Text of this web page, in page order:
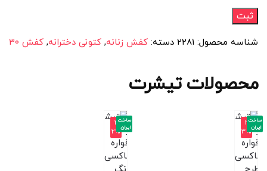
شناسه محصول: 2281 دسته: کفش زنانه, کتونی دخترانه, کفش 30
محصولات تیشرت
-3
3%
ساخت
ایران
-3
2%
ساخت
ایران